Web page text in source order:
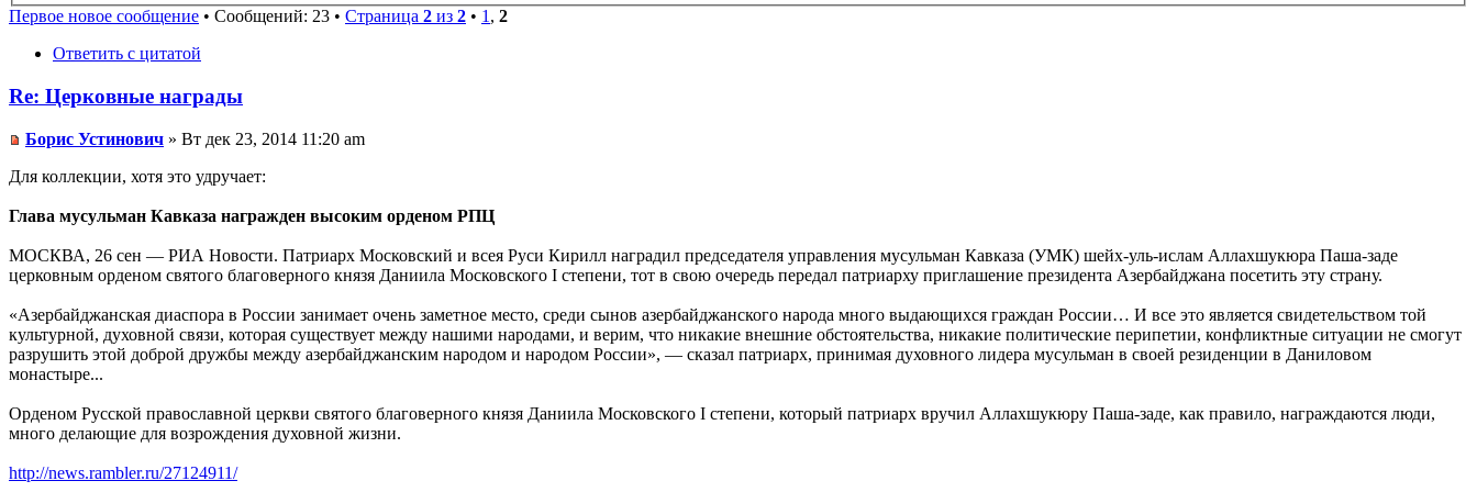
Первое новое сообщение • Сообщений: 23 • Страница 2 из 2 • 1 , 2
Ответить с цитатой
Re: Церковные награды
Борис Устинович » Вт дек 23, 2014 11:20 am
Для коллекции, хотя это удручает:
Глава мусульман Кавказа награжден высоким орденом РПЦ
МОСКВА, 26 сен — РИА Новости. Патриарх Московский и всея Руси Кирилл наградил председателя управления мусульман Кавказа (УМК) шейх-уль-ислам Аллахшукюра Паша-заде
церковным орденом святого благоверного князя Даниила Московского I степени, тот в свою очередь передал патриарху приглашение президента Азербайджана посетить эту страну.
«Азербайджанская диаспора в России занимает очень заметное место, среди сынов азербайджанского народа много выдающихся граждан России… И все это является свидетельством той
культурной, духовной связи, которая существует между нашими народами, и верим, что никакие внешние обстоятельства, никакие политические перипетии, конфликтные ситуации не смогут
разрушить этой доброй дружбы между азербайджанским народом и народом России», — сказал патриарх, принимая духовного лидера мусульман в своей резиденции в Даниловом
монастыре...
Орденом Русской православной церкви святого благоверного князя Даниила Московского I степени, который патриарх вручил Аллахшукюру Паша-заде, как правило, награждаются люди,
много делающие для возрождения духовной жизни.
http://news.rambler.ru/27124911/